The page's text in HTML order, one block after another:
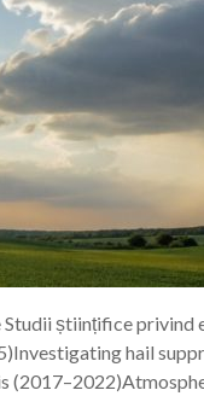
științifice privind
hail